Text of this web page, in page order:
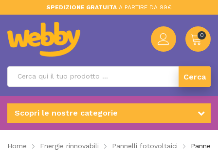
SPEDIZIONE GRATUITA A PARTIRE DA 99€
0
Cerca
Scopri le nostre categorie
Home Energie rinnovabili Pannelli fotovoltaici